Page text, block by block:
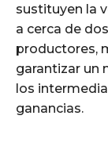
sustituyen la
a cerca de
productores,
garantizar un
los
ganancias.